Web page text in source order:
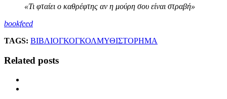
«Τι φταίει ο καθρέφτης αν η μούρη σου είναι στραβή»
bookfeed
TAGS: ΒΙΒΛΙΟΓΚΟΓΚΟΛΜΥΘΙΣΤΟΡΗΜΑ
Related posts